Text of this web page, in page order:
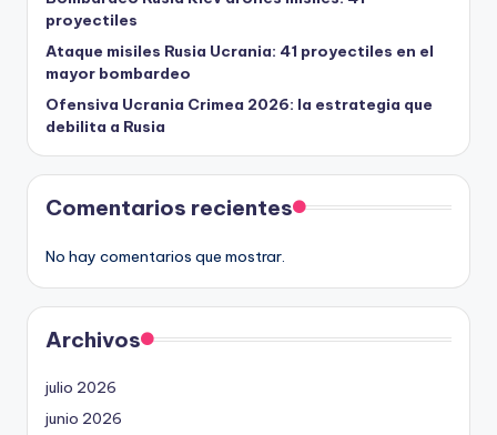
proyectiles
Ataque misiles Rusia Ucrania: 41 proyectiles en el
mayor bombardeo
Ofensiva Ucrania Crimea 2026: la estrategia que
debilita a Rusia
Comentarios recientes
No hay comentarios que mostrar.
Archivos
julio 2026
junio 2026